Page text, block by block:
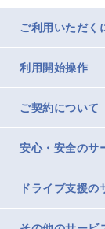
ご利用いただく
利用開始操作
ご契約について
安心・安全のサ
ドライブ支援の